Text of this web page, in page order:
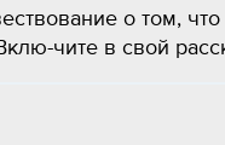
о том,
чите в свой